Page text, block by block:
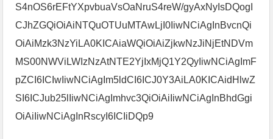
S4nOS6rEFtYXpvbuaVsOaNruS4reW/gyAxNyIsDQogI
CJhZGQiOiAiNTQuOTUuMTAwLjI0IiwNCiAgInBvcnQi
OiAiMzk3NzYiLA0KICAiaWQiOiAiZjkwNzJiNjEtNDVm
MS00NWViLWIzNzAtNTE2YjIxMjQ1Y2QyIiwNCiAgImF
pZCI6ICIwIiwNCiAgIm5ldCI6ICJ0Y3AiLA0KICAidHlwZ
SI6ICJub25lIiwNCiAgImhvc3QiOiAiIiwNCiAgInBhdGgi
OiAiIiwNCiAgInRscyI6ICIiDQp9